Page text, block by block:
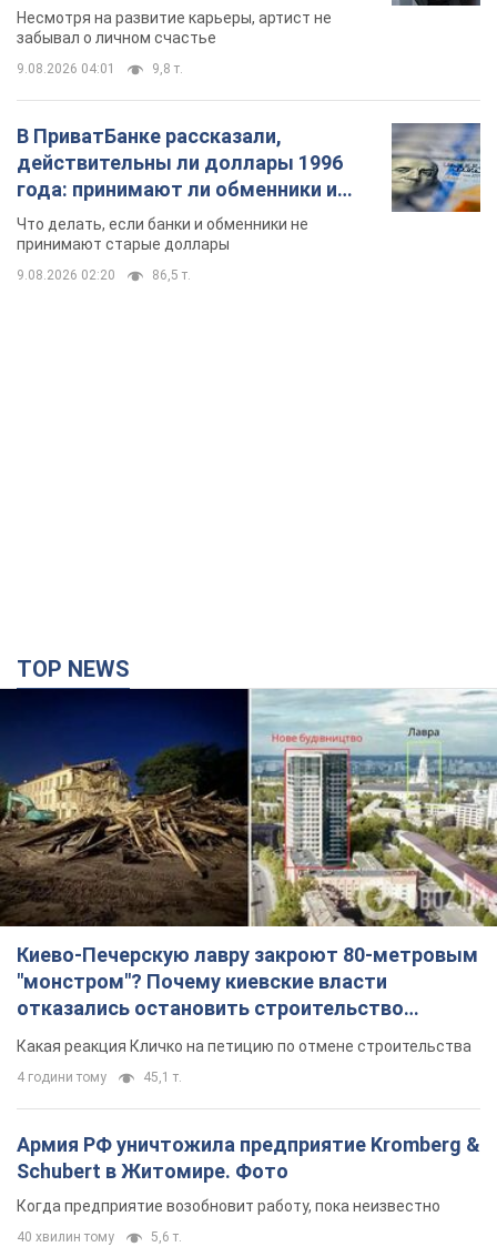
Несмотря на развитие карьеры, артист не
забывал о личном счастье
9.08.2026 04:01 9,8 т.
В ПриватБанке рассказали,
действительны ли доллары 1996
года: принимают ли обменники и
банки такие купюры
Что делать, если банки и обменники не
принимают старые доллары
9.08.2026 02:20 86,5 т.
TOP NEWS
Киево-Печерскую лавру закроют 80-метровым
"монстром"? Почему киевские власти
отказались остановить строительство
небоскреба "московского верующего"
Какая реакция Кличко на петицию по отмене строительства
4 години тому 45,1 т.
Армия РФ уничтожила предприятие Kromberg &
Schubert в Житомире. Фото
Когда предприятие возобновит работу, пока неизвестно
40 хвилин тому 5,6 т.